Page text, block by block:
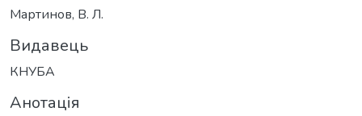
Мартинов, В. Л.
Видавець
КНУБА
Анотація